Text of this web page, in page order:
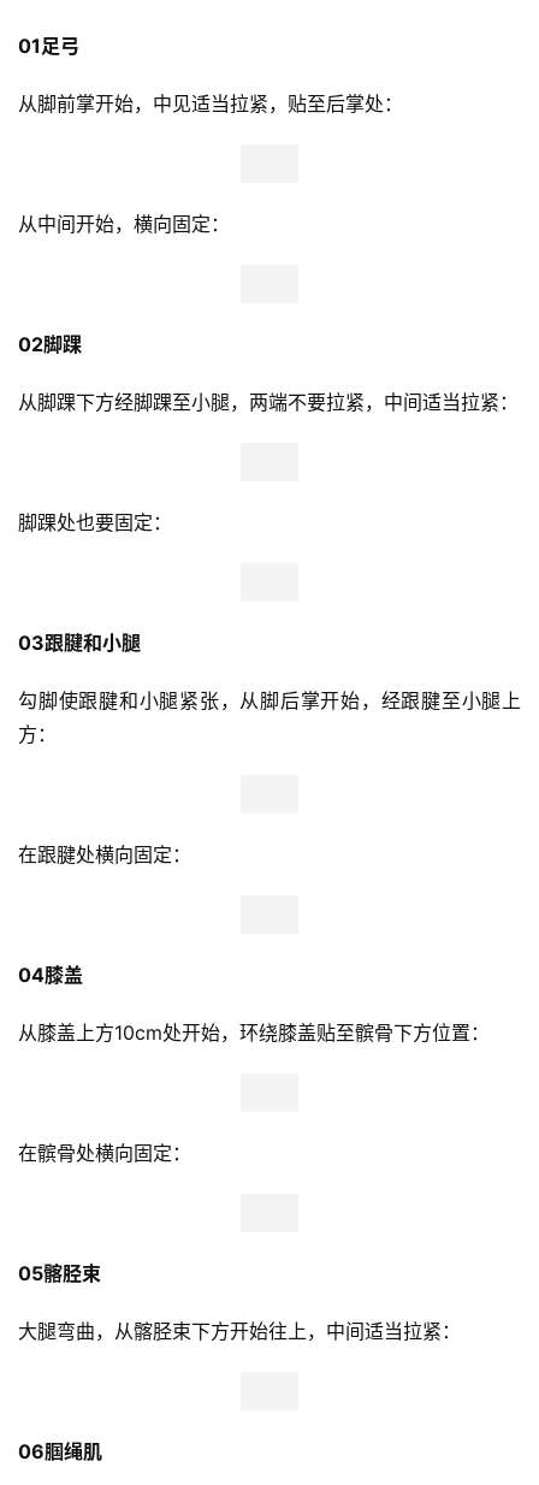
观
视
选
集
01足弓
从脚前掌开始，中见适当拉紧，贴至后掌处：
从中间开始，横向固定：
02脚踝
从脚踝下方经脚踝至小腿，两端不要拉紧，中间适当拉紧：
脚踝处也要固定：
03跟腱和小腿
勾脚使跟腱和小腿紧张，从脚后掌开始，经跟腱至小腿上
方：
在跟腱处横向固定：
04膝盖
从膝盖上方10cm处开始，环绕膝盖贴至髌骨下方位置：
在髌骨处横向固定：
05髂胫束
大腿弯曲，从髂胫束下方开始往上，中间适当拉紧：
06腘绳肌